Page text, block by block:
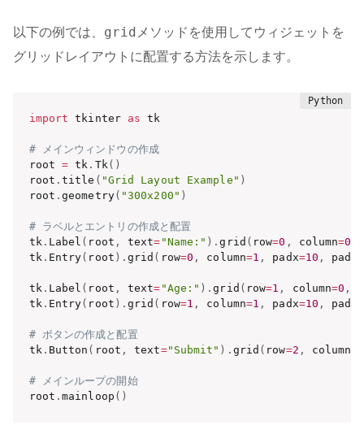
以下の例では、 grid メソッドを使用してウィジェットを
グリッドレイアウトに配置する方法を示します。
import tkinter as tk
# メインウィンドウの作成
root = tk . Tk( )
root .title ( "Grid Layout Example" )
root .geometry( "300x200" )
# ラベルとエントリの作成と配置
tk. Label ( root , text= "Name:" ) .grid ( row=0 , column=0
tk. Entry( root ) .grid ( row=0 , column=1 , padx=10 , pady
tk. Label ( root , text= "Age:" ) .grid ( row=1 , column=0 ,
tk. Entry( root ) .grid ( row=1 , column=1 , padx=10 , pady
# ボタンの作成と配置
tk. Button ( root , text="Submit" ) . grid ( row=2 ,
# メインループの開始
root .mainloop ( )